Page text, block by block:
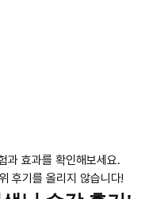
과 효과를 확인해보세요.
후기를 올리지 않습니다!